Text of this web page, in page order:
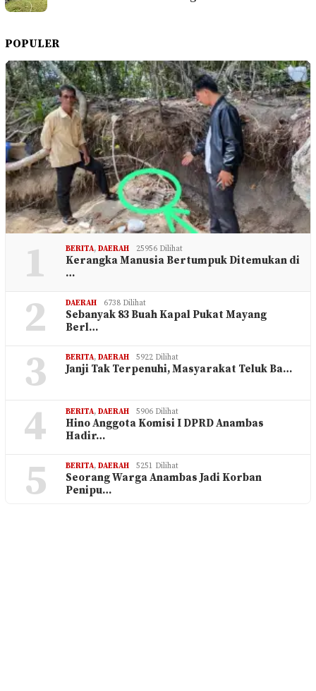
POPULER
1 BERITA, DAERAH 25956 Dilihat
Kerangka Manusia Bertumpuk Ditemukan di
…
2 DAERAH 6738 Dilihat
Sebanyak 83 Buah Kapal Pukat Mayang
Berl…
3 BERITA, DAERAH 5922 Dilihat
Janji Tak Terpenuhi, Masyarakat Teluk Ba…
4 BERITA, DAERAH 5906 Dilihat
Hino Anggota Komisi I DPRD Anambas
Hadir…
5 BERITA, DAERAH 5251 Dilihat
Seorang Warga Anambas Jadi Korban
Penipu…